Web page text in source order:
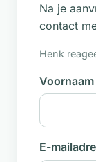
Na je
contact
Henk
Voornaam
E-